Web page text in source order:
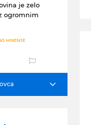
je zelo
ogromnim
MNENJE